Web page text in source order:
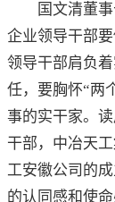
国文清董
企业领导干部
领导干部肩负
任，要胸怀“两
事的实干家。
干部，中冶天
工安徽公司的
的认同感和使命